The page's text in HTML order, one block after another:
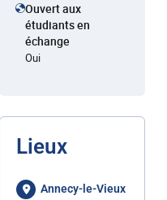
Ouvert aux
étudiants en
échange
Oui
Lieux
Annecy-le-Vieux